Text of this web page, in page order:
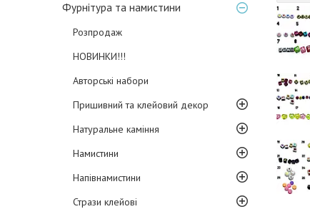
Фурнітура та намистини
Розпродаж
НОВИНКИ!!!
Авторські набори
Пришивний та клейовий декор
Натуральне каміння
Намистини
Напівнамистини
Стрази клейові